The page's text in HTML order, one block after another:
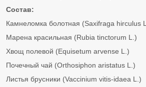
Состав:
Камнеломка болотная (Saxifraga hirculus
Марена красильная (Rubia tinctorum L.)
Хвощ полевой (Equisetum arvense L.)
Почечный чай (Orthosiphon aristatus L.)
Листья брусники (Vaccinium vitis-idaea L.)